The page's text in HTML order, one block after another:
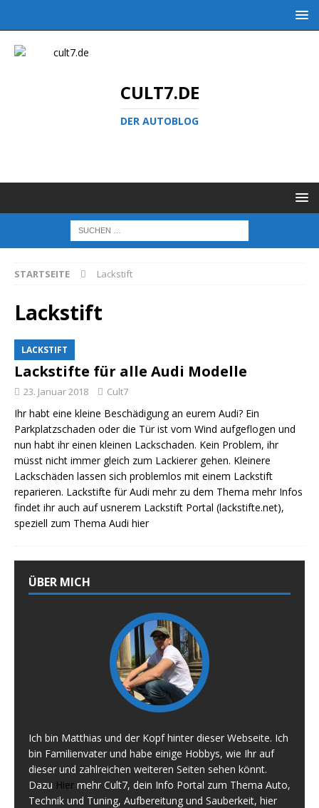
CULT7.DE
DER AUTOBLOG
STARTSEITE Lackstift
Lackstift
LACKSTIFT
Lackstifte für alle Audi Modelle
23. Januar 2018 Cult7
Ihr habt eine kleine Beschädigung an eurem Audi? Ein
Parkplatzschaden oder die Tür ist vom Wind aufgeflogen und
nun habt ihr einen kleinen Lackschaden. Kein Problem, ihr
müsst nicht immer gleich zum Lackierer gehen. Kleinere
Lackschäden lassen sich problemlos mit einem Lackstift
reparieren. Lackstifte für Audi mehr zu dem Thema mehr Infos
findet ihr auch auf usnerem Lackstift Portal (lackstifte.net),
speziell zum Thema Audi hier
ÜBER MICH
Ich bin Matthias und der Kopf hinter dieser Webseite. Ich
bin Familienvater und habe einige Hobbys, wie Ihr auf
dieser und zahlreichen weiteren Seiten sehen könnt.
Dazu Hier mehr Cult7, dein Info Portal zum Thema Auto,
Technik und Tuning, Aufbereitung und Sauberkeit, hier